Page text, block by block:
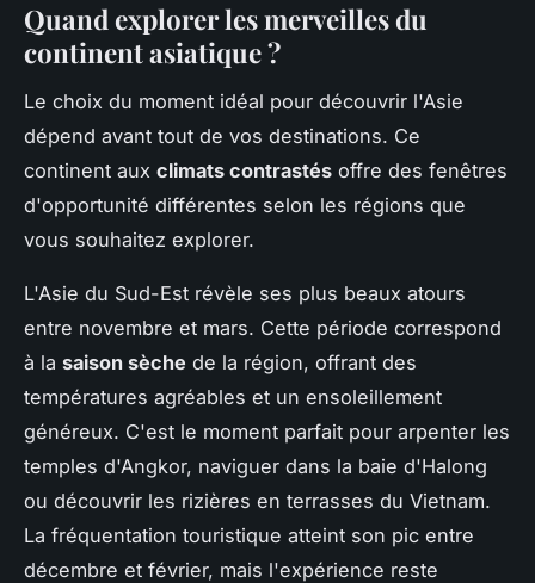
Quand explorer les merveilles du
continent asiatique ?
Le choix du moment idéal pour découvrir l'Asie
dépend avant tout de vos destinations. Ce
continent aux climats contrastés offre des fenêtres
d'opportunité différentes selon les régions que
vous souhaitez explorer.
L'Asie du Sud-Est révèle ses plus beaux atours
entre novembre et mars. Cette période correspond
à la saison sèche de la région, offrant des
températures agréables et un ensoleillement
généreux. C'est le moment parfait pour arpenter les
temples d'Angkor, naviguer dans la baie d'Halong
ou découvrir les rizières en terrasses du Vietnam.
La fréquentation touristique atteint son pic entre
décembre et février, mais l'expérience reste